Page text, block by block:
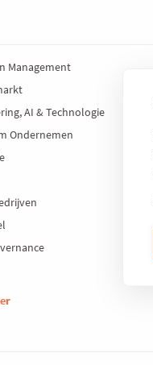
Management
AI & Technologie
Ondernemen